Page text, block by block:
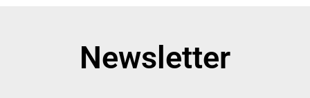
Newsletter